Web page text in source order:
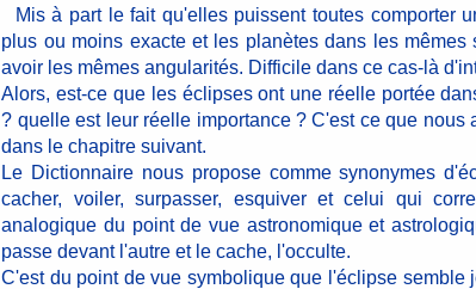
Mis à part le fait qu'elles puissent toutes comporter
plus ou moins exacte et les planètes dans les mêmes
avoir les mêmes angularités. Difficile dans ce cas-là
Alors, est-ce que les éclipses ont une réelle portée
? quelle est leur réelle importance ? C'est ce que nous
dans le chapitre suivant.
Le Dictionnaire nous propose comme synonymes
cacher, voiler, surpasser, esquiver et celui qui
analogique du point de vue astronomique et
passe devant l'autre et le cache, l'occulte.
C'est du point de vue symbolique que l'éclipse semble